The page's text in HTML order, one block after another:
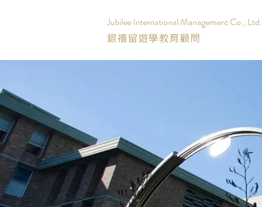
Jubilee International Management Co., Ltd.
銀禧留遊學教育顧問